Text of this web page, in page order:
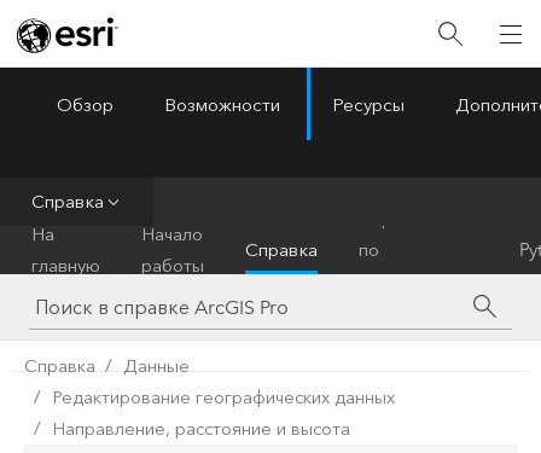
ArcGIS Pro
Обзор Возможности Ресурсы
Справка
На
главную
Начало
работы
Справка
по
инструментам
Справка
Данные
Редактирование географических данных
Направление, расстояние и высота